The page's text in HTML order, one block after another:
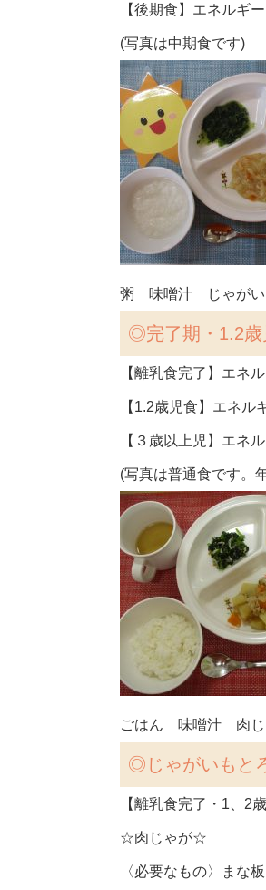
【後期食】エネル
(写真は中期食です)
粥 味噌汁 じゃがい
◎完了期・1.2
【離乳食完了】エ
【1.2歳児食】エネ
【３歳以上児】エ
(写真は普通食です。
ごはん 味噌汁 肉じ
◎ じゃがいもと
【離乳食完了・1、2
☆肉じゃが☆
〈必要なもの〉まな